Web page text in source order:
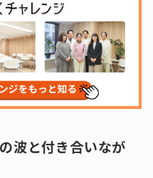
波と付き合いなが